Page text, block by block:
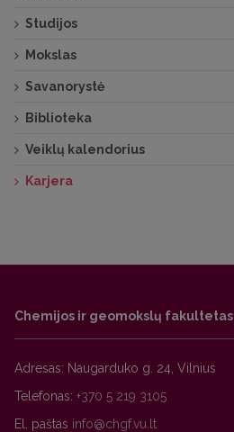
Studijos
Mokslas
Savanorystė
Biblioteka
Veiklų kalendorius
Karjera
Chemijos ir geomokslų fakultetas
Adresas: Naugarduko g. 24, Vilnius
Telefonas: +370 5 219 3105
El. paštas